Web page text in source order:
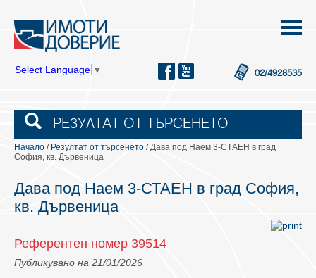
02/4928535
Select Language ▼
РЕЗУЛТАТ ОТ ТЪРСЕНЕТО
Начало / Резултат от търсенето / Дава под Наем 3-СТАЕН в град
София, кв. Дървеница
Дава под Наем 3-СТАЕН в град София,
кв. Дървеница
Референтен номер 39514
Публикувано на 21/01/2026